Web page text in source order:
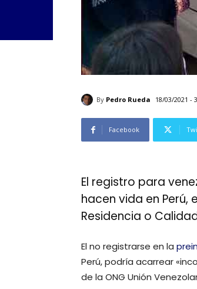
By Pedro Rueda 18/03/2021 -
Facebook
El registro para
hacen vida en Perú,
Residencia o
El no registrarse en la
Perú, podría acarrear
de la ONG Unión